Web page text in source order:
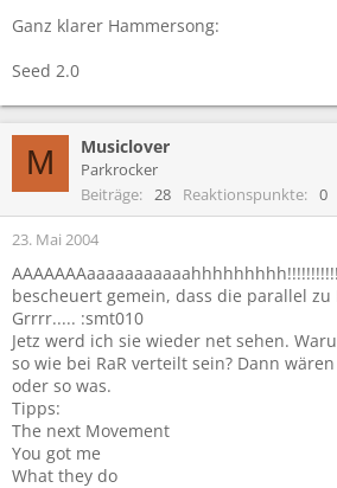
Ganz klarer Hammersong:
Seed 2.0
M Musiclover
Parkrocker
Beiträge
28 Reaktionspunkte 0
23. Mai 2004
bescheuert gemein, dass die parallel zu
Grrrr..... :smt010
Jetz werd ich sie wieder net sehen.
so wie bei RaR verteilt sein? Dann
oder so was.
Tipps:
The next Movement
You got me
What they do